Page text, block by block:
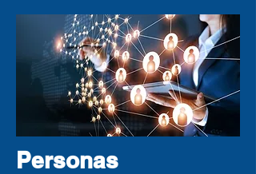
Carlos Quintino Vega
Director Desarrollo
& Planificación
Personas